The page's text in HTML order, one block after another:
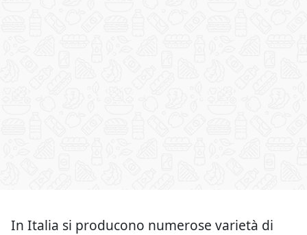
In Italia si producono numerose varietà di